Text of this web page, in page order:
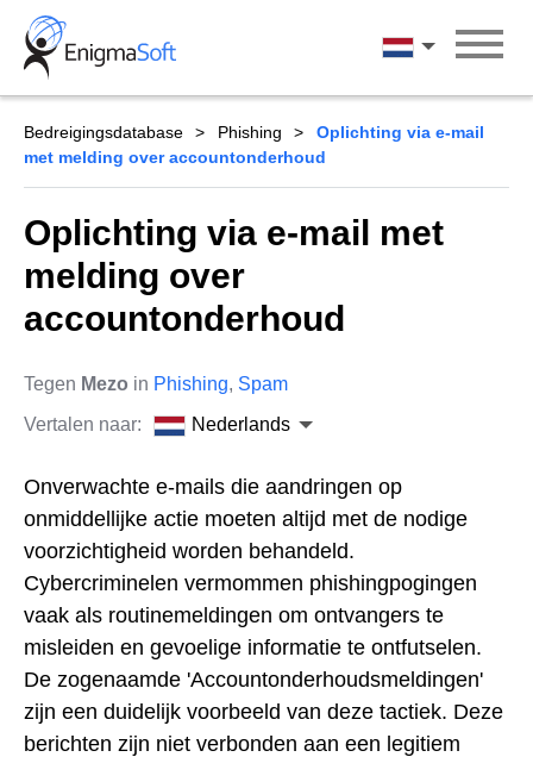
Skip
content
Nederlands
Bedreigingsdatabase Phishing
Oplichting via e-mail
met melding over accountonderhoud
Oplichting via e-mail met
melding over
accountonderhoud
Tegen Mezo in Phishing, Spam
Vertalen naar:
Nederlands
Onverwachte e-mails die aandringen op
onmiddellijke actie moeten altijd met de nodige
voorzichtigheid worden behandeld.
Cybercriminelen vermommen phishingpogingen
vaak als routinemeldingen om ontvangers te
misleiden en gevoelige informatie te ontfutselen.
De zogenaamde 'Accountonderhoudsmeldingen'
zijn een duidelijk voorbeeld van deze tactiek. Deze
berichten zijn niet verbonden aan een legitiem